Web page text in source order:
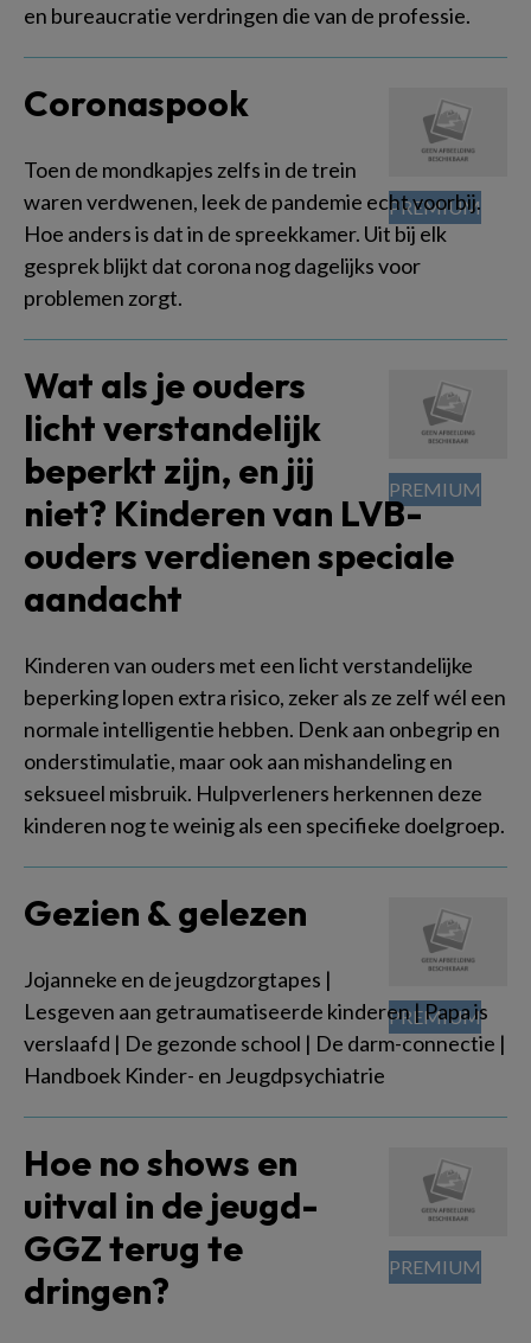
en bureaucratie verdringen die van de professie.
Coronaspook
Toen de mondkapjes zelfs in de trein
waren verdwenen, leek de pandemie echt voorbij.
Hoe anders is dat in de spreekkamer. Uit bij elk
gesprek blijkt dat corona nog dagelijks voor
problemen zorgt.
Wat als je ouders
licht verstandelijk
beperkt zijn, en jij
niet? Kinderen van LVB-
ouders verdienen speciale
aandacht
Kinderen van ouders met een licht verstandelijke
beperking lopen extra risico, zeker als ze zelf wél een
normale intelligentie hebben. Denk aan onbegrip en
onderstimulatie, maar ook aan mishandeling en
seksueel misbruik. Hulpverleners herkennen deze
kinderen nog te weinig als een specifieke doelgroep.
Gezien & gelezen
Jojanneke en de jeugdzorgtapes |
Lesgeven aan getraumatiseerde kinderen | Papa is
verslaafd | De gezonde school | De darm-connectie |
Handboek Kinder- en Jeugdpsychiatrie
Hoe no shows en
uitval in de jeugd-
GGZ terug te
dringen?